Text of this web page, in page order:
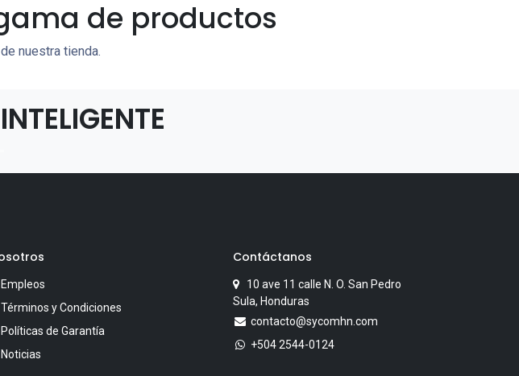
de productos
nuestra tienda.
Empleos
Términos y Condiciones
Políticas de Garantía
Noticias
Contáctanos
10 ave 11 calle N. O. San Pedro
Sula, Honduras
contacto@sycomhn.com
+504 2544-0124